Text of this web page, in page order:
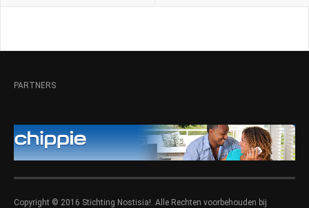
PARTNERS
Copyright © 2016 Stichting Nostisia!. Alle Rechten voorbehouden bij